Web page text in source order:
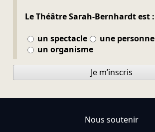
Le Théâtre Sarah-Bernhardt est :
un spectacle
une personne
un organisme
Je m’inscris
Nous soutenir